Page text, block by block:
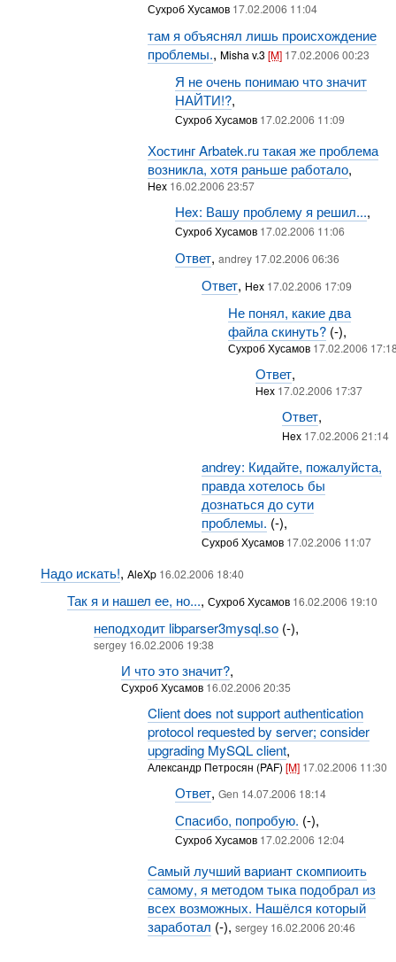
Сухроб Хусамов 17.02.2006 11:04
там я объяснял лишь происхождение
проблемы., Misha v.3[M] 17.02.2006 00:23
Я не очень понимаю что значит
НАЙТИ!?,
Сухроб Хусамов 17.02.2006 11:09
Хостинг Arbatek.ru такая же проблема
возникла, хотя раньше работало,
Hex 16.02.2006 23:57
Hex: Вашу проблему я решил...,
Сухроб Хусамов 17.02.2006 11:06
Ответ, andrey 17.02.2006 06:36
Ответ, Hex 17.02.2006 17:09
Не понял, какие два
файла скинуть? (-),
Сухроб Хусамов 17.02.2006
Ответ,
Hex 17.02.2006 17:37
Ответ,
Hex 17.02.2006 21:14
andrey: Кидайте, пожалуйста,
правда хотелось бы
дознаться до сути
проблемы. (-),
Сухроб Хусамов 17.02.2006 11:07
Надо искать!, AleXp 16.02.2006 18:40
Так я и нашел ее, но..., Сухроб Хусамов 16.02.2006 19:10
неподходит libparser3mysql.so (-),
sergey 16.02.2006 19:38
И что это значит?,
Сухроб Хусамов 16.02.2006 20:35
Client does not support authentication
protocol requested by server; consider
upgrading MySQL client,
Александр Петросян (PAF)[M] 17.02.2006 11:30
Ответ, Gen 14.07.2006 18:14
Спасибо, попробую. (-),
Сухроб Хусамов 17.02.2006 12:04
Самый лучший вариант скомпиоить
самому, я методом тыка подобрал из
всех возможных. Нашёлся который
заработал (-),sergey 16.02.2006 20:46